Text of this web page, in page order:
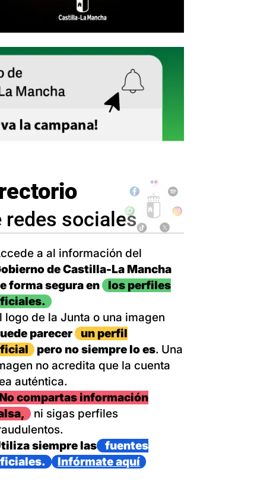
redes sociales
a al información del
de Castilla-La Mancha
forma segura en
los perfiles
logo de la Junta o una imagen
parecer
un perfil
pero no siempre lo es. Una
no acredita que la cuenta
auténtica.
compartas información
ni sigas perfiles
siempre las
fuentes
Infórmate aquí